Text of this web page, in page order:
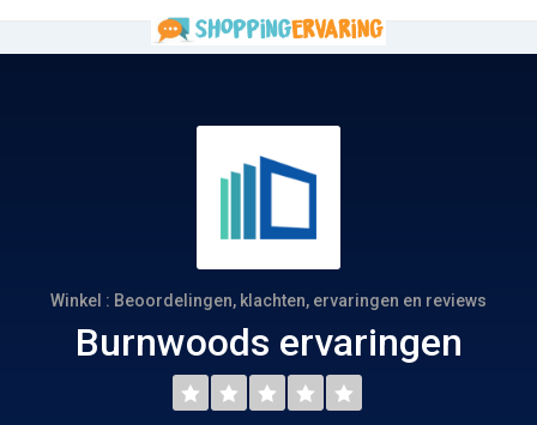
Winkel : Beoordelingen, klachten, ervaringen en reviews
Burnwoods ervaringen